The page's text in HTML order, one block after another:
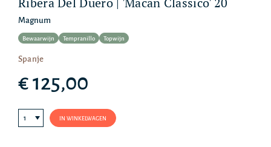
Magnum
Bewaarwijn Tempranillo Topwijn
Spanje
€ 125,00
IN WINKELWAGEN